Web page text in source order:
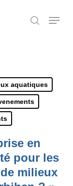
search
Menu
aquatiques
en
pour les
milieux